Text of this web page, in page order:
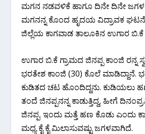
ಮಗನ ನಡವಳಿಕೆ ಹಾಗೂ ದಿನೇ ದಿನೇ
ಮಗನನ್ನ ಕೊಂದ ಹೃದಯ ವಿದ್ರಾವಕ
ಜಿಲ್ಲೆಯ ಕಾಗವಾಡ ತಾಲೂಕಿನ ಉಗಾರ ಬಿ.ಕೆ
ಉಗಾರ ಬಿ.ಕೆ ಗ್ರಾಮದ ಜಿನಪ್ಪ ಕಾಂಜಿ ರನ್ನ
ಭರತೇಶ ಕಾಂಜಿ (30) ಕೊಲೆ ಮಾಡಿದ್ದಾನೆ.
ಕುಡಿತದ ಚಟ ಹೊಂದಿದ್ದನು. ಕುಡಿಯಲು
ತಂದೆ ಜಿನಪ್ಪನನ್ನ ಕಾಡುತ್ತಿದ್ದ, ಹೀಗೆ
ಜಿನಪ್ಪ. ಇಂದು ಮತ್ತೆ ಹಣ ಕೊಡು ಎಂದು
ಮಧ್ಯ ಕೈ ಕೈ ಮಿಲಾಸುವಷ್ಟು ಜಗಳವಾಗಿದೆ.